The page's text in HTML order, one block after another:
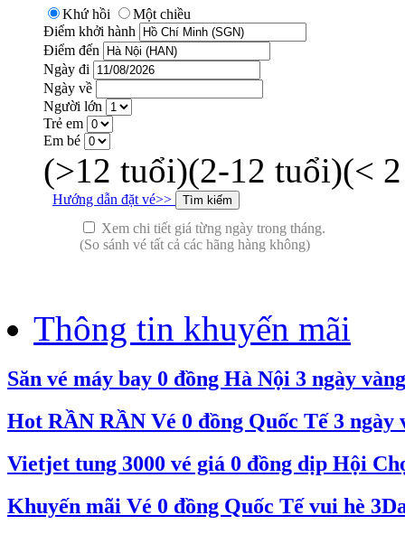
Khứ hồi
Một chiều
Điểm khởi hành
Điểm đến
Ngày đi
Ngày về
Người lớn
Trẻ em
Em bé
(>12 tuổi)(2-12 tuổi)(<
Hướng dẫn đặt vé>>
Xem chi tiết giá từng ngày trong tháng.
(So sánh vé tất cả các hãng hàng không)
Thông tin khuyến mãi
Săn vé máy bay 0 đồng Hà Nội 3 ngày vàng
Hot RẦN RẦN Vé 0 đồng Quốc Tế 3 ngày
Vietjet tung 3000 vé giá 0 đồng dịp Hội
Khuyến mãi Vé 0 đồng Quốc Tế vui hè